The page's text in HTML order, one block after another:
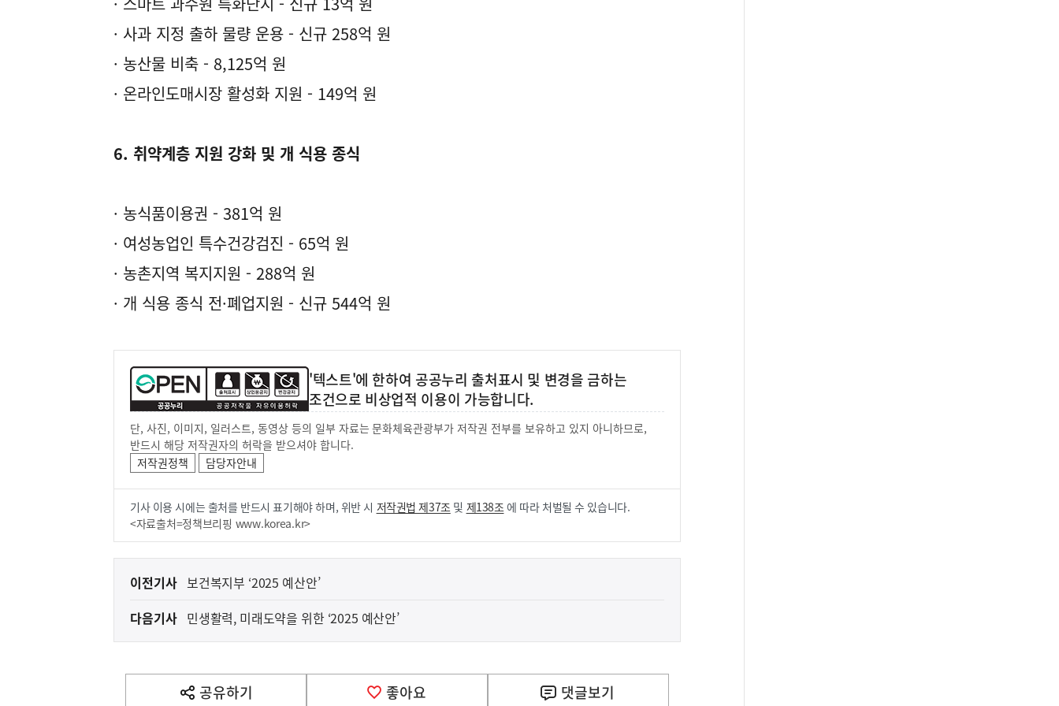
· 사과 지정 출하 물량 운용 - 신규 258억 원
· 농산물 비축 - 8,125억 원
· 온라인도매시장 활성화 지원 - 149억 원
6. 취약계층 지원 강화 및 개 식용 종식
· 농식품이용권 - 381억 원
· 여성농업인 특수건강검진 - 65억 원
· 농촌지역 복지지원 - 288억 원
· 개 식용 종식 전·폐업지원 - 신규 544억 원
'텍스트'에 한하여 공공누리 출처표시 및 변경을 금하는
조건으로 비상업적 이용이 가능합니다.
단, 사진, 이미지, 일러스트, 동영상 등의 일부 자료는 문화체육관광부가 저작권 전부를 보유하고 있지 아니하므로,
반드시 해당 저작권자의 허락을 받으셔야 합니다.
저작권정책
담당자안내
기사 이용 시에는 출처를 반드시 표기해야 하며, 위반 시 저작권법 제37조및 제138조에 따라 처벌될 수 있습니다.
<자료출처=정책브리핑 www.korea.kr>
이
다
음
기
이전기사 보건복지부 ‘2025 예산안’
다음기사 민생활력, 미래도약을 위한 ‘2025 예산안’
공유하기
열 좋아요 댓글보기